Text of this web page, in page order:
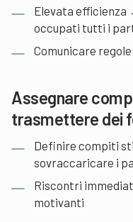
Elevata
occupati tutti i
Comunicare
Assegnare
trasmettere dei
Definire compiti
sovraccaricare i
Riscontri
motivanti